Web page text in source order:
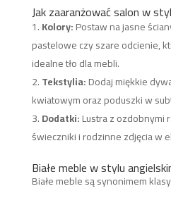
Jak zaaranżować salon w
Kolory:Postaw na jasne
pastelowe czy szare odcienie,
idealne tło dla mebli.
Tekstylia:Dodaj miękkie
kwiatowym oraz poduszki w
Dodatki:Lustra z ozdobnymi
świeczniki i rodzinne zdjęcia w
Białe meble w stylu
Białe meble są synonimem